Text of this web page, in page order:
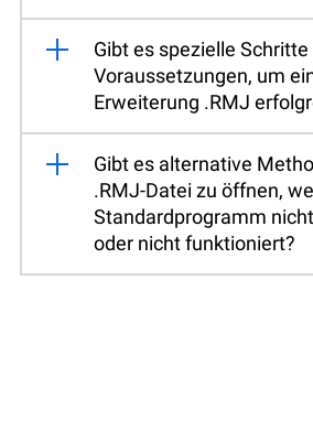
Gibt es spezielle
Voraussetzungen, um
Erweiterung .RMJ
Gibt es alternative
.RMJ-Datei zu öffnen,
Standardprogramm
oder nicht funktioniert?